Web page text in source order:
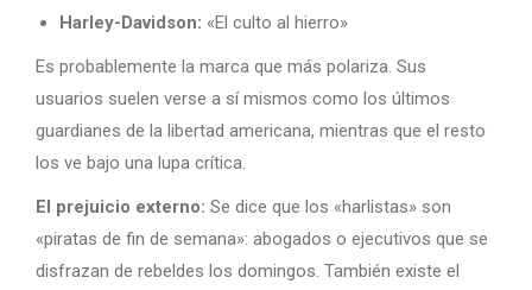
Harley-Davidson: «El culto al hierro»
Es probablemente la marca que más polariza. Sus
usuarios suelen verse a sí mismos como los últimos
guardianes de la libertad americana, mientras que el resto
los ve bajo una lupa crítica.
El prejuicio externo: Se dice que los «harlistas» son
«piratas de fin de semana»: abogados o ejecutivos que se
disfrazan de rebeldes los domingos. También existe el